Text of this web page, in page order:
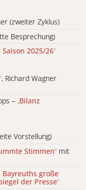
(zweiter Zyklus)
Besprechung)
2025/26“
“, Richard Wagner
– „Bilanz
Vorstellung)
Stimmen“ mit
Bayreuths große
der Presse“